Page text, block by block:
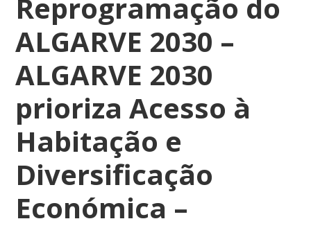
Reprogramação do
ALGARVE 2030 –
ALGARVE 2030
prioriza Acesso à
Habitação e
Diversificação
Económica –